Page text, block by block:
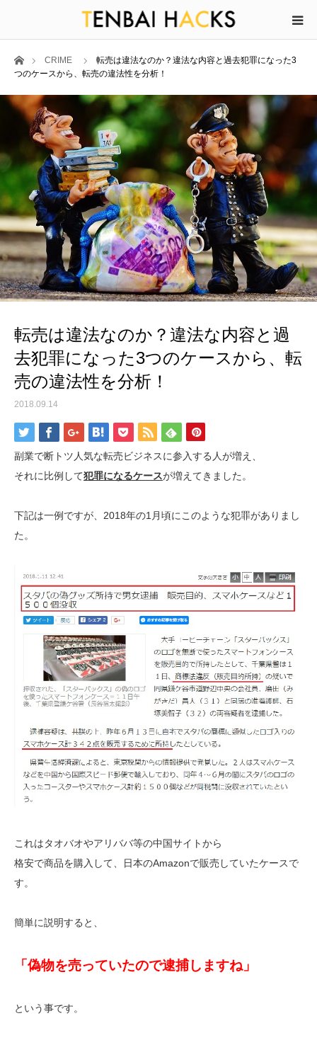
ホームCRIME
転売は違法なのか？違法な内容と過去犯罪になった3
つのケースから、転売の違法性を分析！
転売は違法なのか？違法な内容と過
去犯罪になった3つのケースから、転
売の違法性を分析！
2018.09.14
副業で断トツ人気な転売ビジネスに参入する人が増え、
それに比例して犯罪になるケースが増えてきました。
下記は一例ですが、2018年の1月頃にこのような犯罪がありまし
た。
これはタオバオやアリババ等の中国サイトから
格安で商品を購入して、日本のAmazonで販売していたケースで
す。
簡単に説明すると、
「偽物を売っていたので逮捕しますね」
という事です。